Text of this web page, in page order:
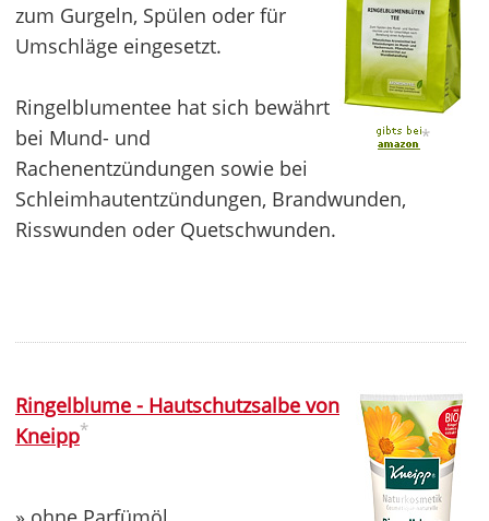
*
zum Gurgeln, Spülen oder für
Umschläge eingesetzt.
Ringelblumentee hat sich bewährt
bei Mund- und
Rachenentzündungen sowie bei
Schleimhautentzündungen, Brandwunden,
Risswunden oder Quetschwunden.
Ringelblume - Hautschutzsalbe von
Kneipp*